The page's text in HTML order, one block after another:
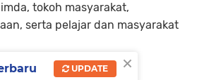
tokoh masyarakat,
serta pelajar dan masyarakat
×
UPDATE